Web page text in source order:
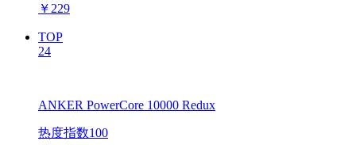
￥ 229
TOP
24
ANKER PowerCore 10000 Redux
热度指数100